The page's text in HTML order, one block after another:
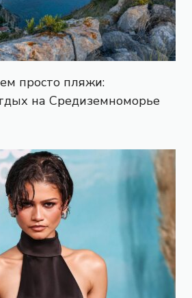
просто пляжи:
на Средиземноморье